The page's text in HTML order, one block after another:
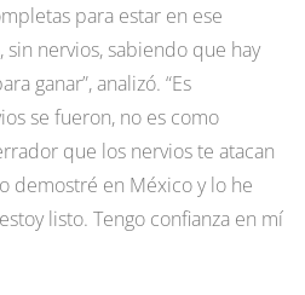
para estar en ese
nervios, sabiendo que hay
ganar”, analizó. “Es
se fueron, no es como
que los nervios te atacan
demostré en México y lo he
listo. Tengo confianza en mí